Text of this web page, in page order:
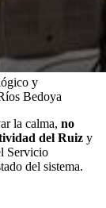
y
Bedoya
la calma, no
del Ruiz y
Servicio
del sistema.